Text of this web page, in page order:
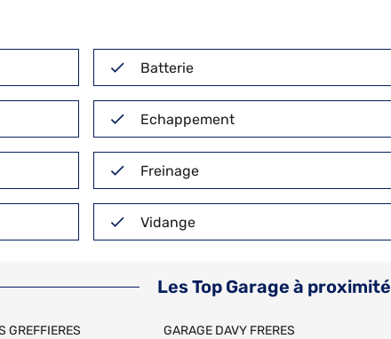
Batterie
Echappement
Freinage
Vidange
Les Top Garage à proximité
GREFFIERES
GARAGE DAVY FRERES